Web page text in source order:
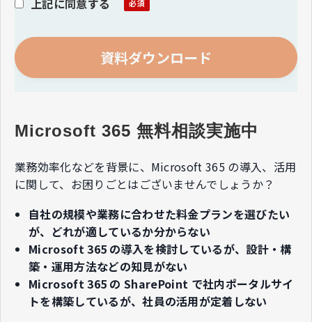
上記に同意する
Microsoft 365 無料相談実施中
業務効率化などを背景に、Microsoft 365 の導入、活用
に関して、​お困りごとはございませんでしょうか？​
自社の規模や業務に合わせた料金プランを選びたい
が、どれが適しているか分からない
Microsoft 365 の導入を検討しているが、設計・構
築・運用方法などの知見がない
Microsoft 365 の SharePoint で社内ポータルサイ
トを構築しているが、社員の活用が定着しない​